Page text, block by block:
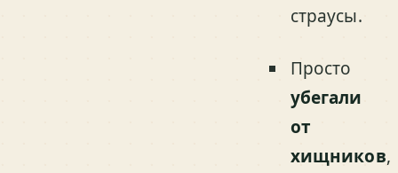
страусы.
Просто
убегали
от
хищников,